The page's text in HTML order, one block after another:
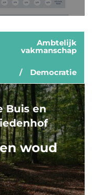
Ambtelijk
vakmanschap
Democratie
Buis en
woud